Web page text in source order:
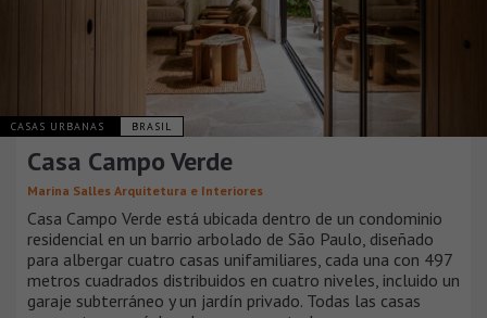
CASAS URBANAS BRASIL
Casa Campo Verde
Marina Salles Arquitetura e Interiores
Casa Campo Verde está ubicada dentro de un condominio
residencial en un barrio arbolado de São Paulo, diseñado
para albergar cuatro casas unifamiliares, cada una con 497
metros cuadrados distribuidos en cuatro niveles, incluido un
garaje subterráneo y un jardín privado. Todas las casas